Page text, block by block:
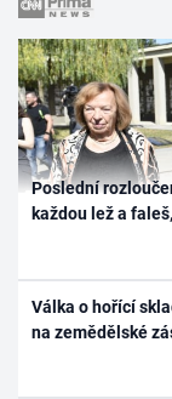
Poslední
každou lež a
Válka o hořící
na zemědělské